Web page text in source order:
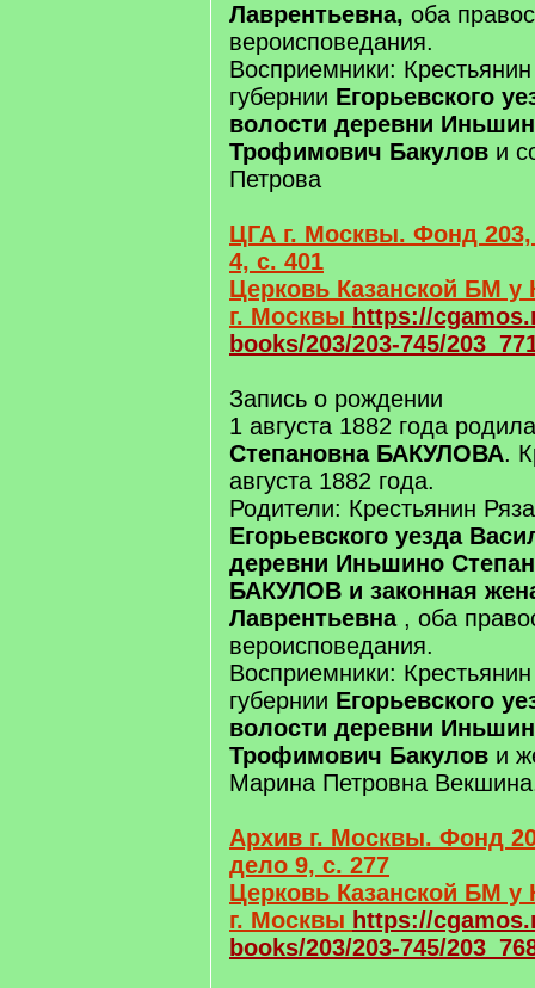
Лаврентьевна, оба
вероисповедания.
Восприемники:
губернии Егорьевского
волости деревни
Трофимович Бакулов и
Петрова
ЦГА г. Москвы. Фонд
4, с. 401
Церковь Казанской БМ у
г. Москвы https://
books/203/203-745/
Запись о рождении
1 августа 1882 года
Степановна БАКУЛОВА.
августа 1882 года.
Родители: Крестьянин
Егорьевского уезда
деревни Иньшино
БАКУЛОВ и законная
Лаврентьевна, оба
вероисповедания.
Восприемники:
губернии Егорьевского
волости деревни
Трофимович Бакулов и
Марина Петровна
Архив г. Москвы. Фонд
дело 9, с. 277
Церковь Казанской БМ у
г. Москвы https://
books/203/203-745/